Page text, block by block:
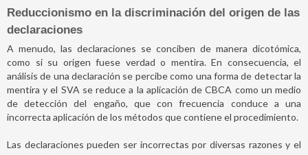
Reduccionismo en la discriminación del origen de las
declaraciones
A menudo, las declaraciones se conciben de manera dicotómica,
como si su origen fuese verdad o mentira. En consecuencia, el
análisis de una declaración se percibe como una forma de detectar la
mentira y el SVA se reduce a la aplicación de CBCA como un medio
de detección del engaño, que con frecuencia conduce a una
incorrecta aplicación de los métodos que contiene el procedimiento.
Las declaraciones pueden ser incorrectas por diversas razones y el